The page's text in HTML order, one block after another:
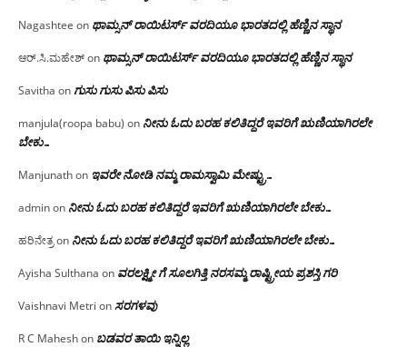
Nagashtee on ಥಾಮ್ಸನ್ ರಾಯಿಟರ್ಸ್ ವರದಿಯೂ ಭಾರತದಲ್ಲಿ ಹೆಣ್ಣಿನ ಸ್ಥಾನ‌
ಆರ್.ಸಿ.ಮಹೇಶ್on ಥಾಮ್ಸನ್ ರಾಯಿಟರ್ಸ್ ವರದಿಯೂ ಭಾರತದಲ್ಲಿ ಹೆಣ್ಣಿನ ಸ್ಥಾನ‌
Savitha onಗುಸು ಗುಸು ಪಿಸು ಪಿಸು
manjula(roopa babu) on ನೀನು ಓದು ಬರಹ ಕಲಿತಿದ್ದರೆ ಇವರಿಗೆ ಋಣಿಯಾಗಿರಲೇ
ಬೇಕು…
Manjunathon ಇವರೇ‌ ನೋಡಿ‌ ನಮ್ಮ‌ ರಾಮಸ್ವಾಮಿ ಮೇಷ್ಟ್ರು…
adminon ನೀನು ಓದು ಬರಹ ಕಲಿತಿದ್ದರೆ ಇವರಿಗೆ ಋಣಿಯಾಗಿರಲೇ ಬೇಕು…
ಹರಿನೇತ್ರon ನೀನು ಓದು ಬರಹ ಕಲಿತಿದ್ದರೆ ಇವರಿಗೆ ಋಣಿಯಾಗಿರಲೇ ಬೇಕು…
Ayisha Sulthana on ವರಲಕ್ಷ್ಮೀ ಗೆ ಸೂಲಗಿತ್ತಿ ನರಸಮ್ಮ‌ ರಾಷ್ಟ್ರೀಯ ಪ್ರಶಸ್ತಿ ಗರಿ
Vaishnavi Metri onಸರಗಳವು
R C Maheshon ಬಡವರ ತಾಯಿ ಇನ್ನಿಲ್ಲ